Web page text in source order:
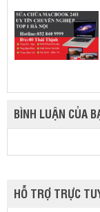
BÌNH LUẬN CỦA
HỖ TRỢ TRỰC